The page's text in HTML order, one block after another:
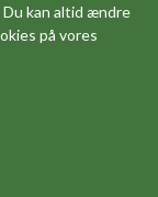
kan altid ændre
på vores